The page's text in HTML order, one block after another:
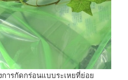
ารกัดกร่อนแบบระเหยที่ย่อย